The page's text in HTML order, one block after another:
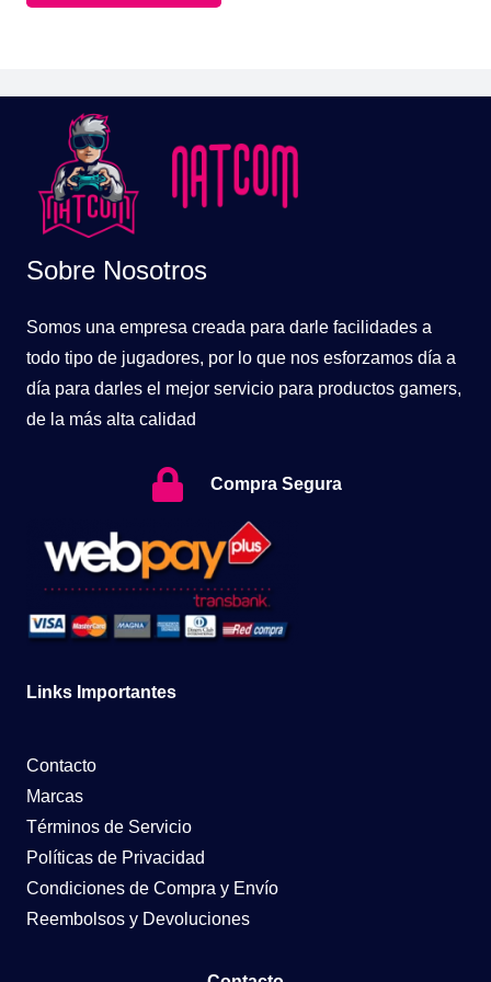
Sobre Nosotros
Somos una empresa creada para darle facilidades a
todo tipo de jugadores, por lo que nos esforzamos día a
día para darles el mejor servicio para productos gamers,
de la más alta calidad
Compra Segura
Links Importantes
Contacto
Marcas
Términos de Servicio
Políticas de Privacidad
Condiciones de Compra y Envío
Reembolsos y Devoluciones